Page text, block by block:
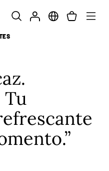
Tu